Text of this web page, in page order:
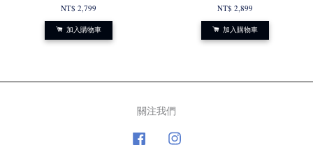
NT$ 2,799
加入購物車
NT$ 2,899
加入購物車
關注我們
Facebook